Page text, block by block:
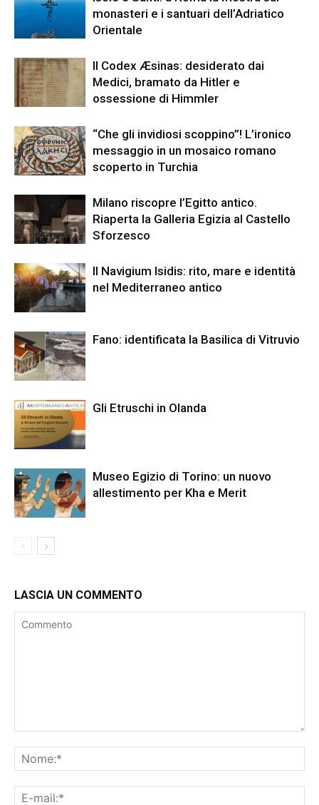
monasteri e i santuari dell’Adriatico
Orientale
Il Codex Æsinas: desiderato dai
Medici, bramato da Hitler e
ossessione di Himmler
“Che gli invidiosi scoppino”! L’ironico
messaggio in un mosaico romano
scoperto in Turchia
Milano riscopre l’Egitto antico.
Riaperta la Galleria Egizia al Castello
Sforzesco
Il Navigium Isidis: rito, mare e identità
nel Mediterraneo antico
Fano: identificata la Basilica di Vitruvio
Gli Etruschi in Olanda
Museo Egizio di Torino: un nuovo
allestimento per Kha e Merit
LASCIA UN COMMENTO